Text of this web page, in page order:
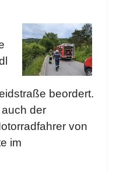
beordert.
der
von
im